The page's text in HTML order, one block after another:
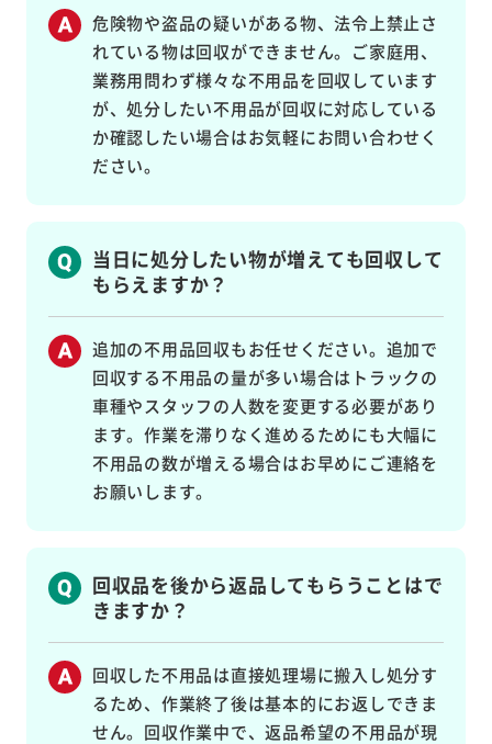
危険物や盗品の疑いがある物、法令上禁止さ
れている物は回収ができません。ご家庭用、
業務用問わず様々な不用品を回収しています
が、処分したい不用品が回収に対応している
か確認したい場合はお気軽にお問い合わせく
ださい。
当日に処分したい物が増えても回収して
もらえますか？
追加の不用品回収もお任せください。追加で
回収する不用品の量が多い場合はトラックの
車種やスタッフの人数を変更する必要があり
ます。作業を滞りなく進めるためにも大幅に
不用品の数が増える場合はお早めにご連絡を
お願いします。
回収品を後から返品してもらうことはで
きますか？
回収した不用品は直接処理場に搬入し処分す
るため、作業終了後は基本的にお返しできま
せん。回収作業中で、返品希望の不用品が現